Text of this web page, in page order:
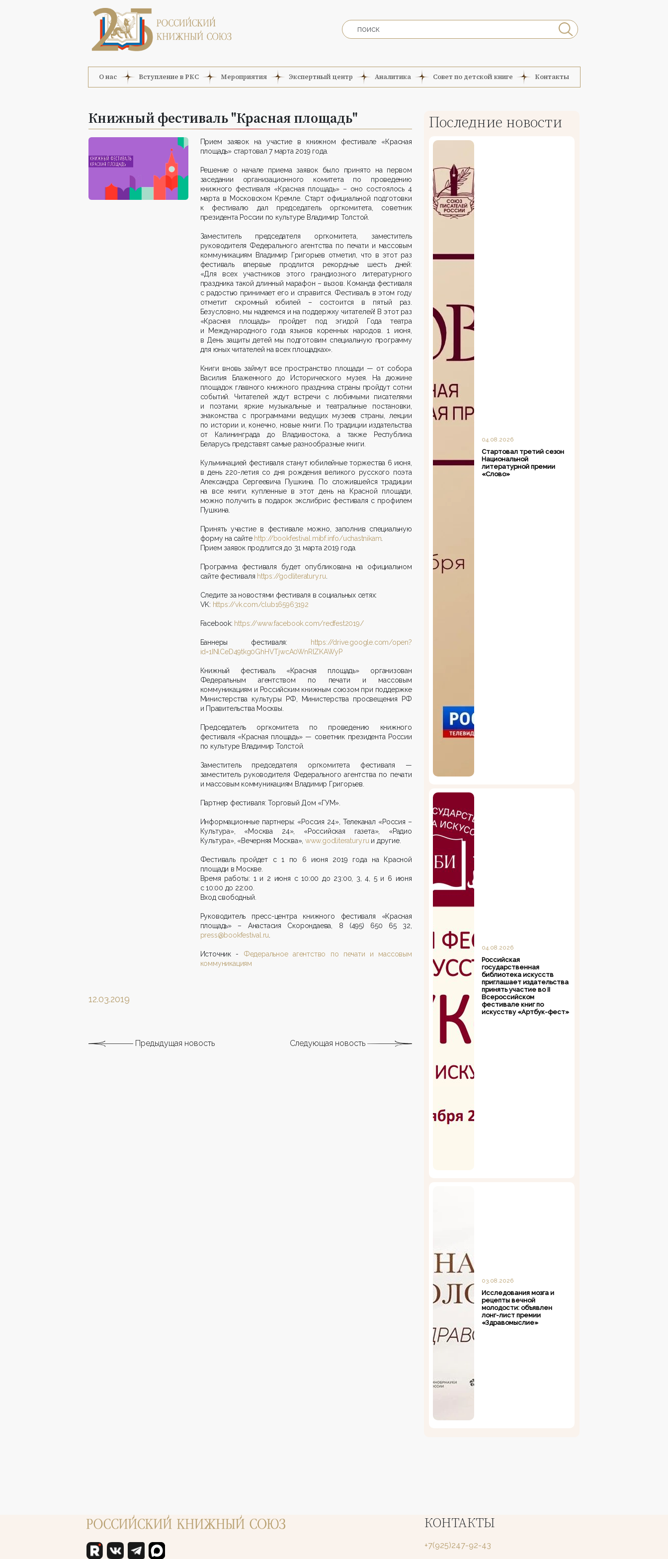
О нас Вступление в РКС Мероприятия Экспертный центр Аналитика Совет по детской книге Контакты
Книжный фестиваль "Красная площадь"
Прием заявок на участие в книжном фестивале «Красная
площадь» стартовал 7 марта 2019 года.
Решение о начале приема заявок было принято на первом
заседании организационного комитета по проведению
книжного фестиваля «Красная площадь» – оно состоялось 4
марта в Московском Кремле. Старт официальной подготовки
к фестивалю дал председатель оргкомитета, советник
президента России по культуре Владимир Толстой.
Заместитель председателя оргкомитета, заместитель
руководителя Федерального агентства по печати и массовым
коммуникациям Владимир Григорьев отметил, что в этот раз
фестиваль впервые продлится рекордные шесть дней:
«Для всех участников этого грандиозного литературного
праздника такой длинный марафон – вызов. Команда фестиваля
с радостью принимает его и справится. Фестиваль в этом году
отметит скромный юбилей – состоится в пятый раз.
Безусловно, мы надеемся и на поддержку читателей! В этот раз
«Красная площадь» пройдет под эгидой Года театра
и Международного года языков коренных народов. 1 июня,
в День защиты детей мы подготовим специальную программу
для юных читателей на всех площадках».
Книги вновь займут все пространство площади — от собора
Василия Блаженного до Исторического музея. На дюжине
площадок главного книжного праздника страны пройдут сотни
событий. Читателей ждут встречи с любимыми писателями
и поэтами, яркие музыкальные и театральные постановки,
знакомства с программами ведущих музеев страны, лекции
по истории и, конечно, новые книги. По традиции издательства
от Калининграда до Владивостока, а также Республика
Беларусь представят самые разнообразные книги.
Кульминацией фестиваля станут юбилейные торжества 6 июня,
в день 220-летия со дня рождения великого русского поэта
Александра Сергеевича Пушкина. По сложившейся традиции
на все книги, купленные в этот день на Красной площади,
можно получить в подарок экслибрис фестиваля с профилем
Пушкина.
Принять участие в фестивале можно, заполнив специальную
форму на сайте http://bookfestival.mibf.info/uchastnikam
Прием заявок продлится до 31 марта 2019 года.
Программа фестиваля будет опубликована на официальном
сайте фестиваля https://godliteratury.ru
Следите за новостями фестиваля в социальных сетях:
VK: https://vk.com/club165963192
Facebook: https://www.facebook.com/redfest2019/
Баннеры фестиваля: https://drive.google.com/open?
id=1INlCeD49tkg0GhHVTjwcA0WnRlZKAWyP
Книжный фестиваль «Красная площадь» организован
Федеральным агентством по печати и массовым
коммуникациям и Российским книжным союзом при поддержке
Министерства культуры РФ, Министерства просвещения РФ
и Правительства Москвы.
Председатель оргкомитета по проведению книжного
фестиваля «Красная площадь» — советник президента России
по культуре Владимир Толстой.
Заместитель председателя оргкомитета фестиваля —
заместитель руководителя Федерального агентства по печати
и массовым коммуникациям Владимир Григорьев.
Партнер фестиваля: Торговый Дом «ГУМ».
Информационные партнеры: «Россия 24», Телеканал «Россия –
Культура», «Москва 24», «Российская газета», «Радио
Культура», «Вечерняя Москва», www.godliteratury.ru и другие.
Фестиваль пройдет с 1 по 6 июня 2019 года на Красной
площади в Москве.
Время работы: 1 и 2 июня с 10:00 до 23:00, 3, 4, 5 и 6 июня
с 10:00 до 22:00.
Вход свободный.
Руководитель пресс-центра книжного фестиваля «Красная
площадь» – Анастасия Скорондаева, 8 (495) 650 65 32,
press@bookfestival.ru
Источник - Федеральное агентство по печати и массовым
коммуникациям
12.03.2019
Предыдущая новость Следующая новость
Последние новости
04.08.2026
Стартовал третий сезон
Национальной
литературной премии
«Слово»
04.08.2026
Российская
государственная
библиотека искусств
приглашает издательства
принять участие во II
Всероссийском
фестивале книг по
искусству «Артбук-фест»
03.08.2026
Исследования мозга и
рецепты вечной
молодости: объявлен
лонг-лист премии
«Здравомыслие»
КОНТАКТЫ
+7(925)247-92-43